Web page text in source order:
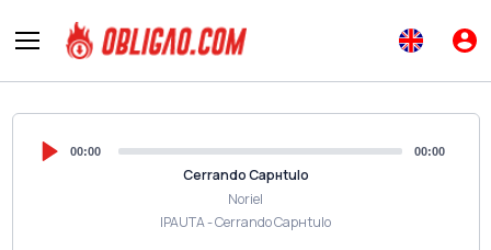
00:00 00:00
Cerrando Capнtulo
Noriel
IPAUTA - Cerrando Capнtulo